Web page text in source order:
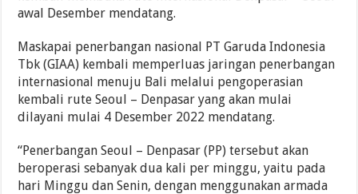
awal Desember mendatang.
Maskapai penerbangan nasional PT Garuda Indonesia
Tbk (GIAA) kembali memperluas jaringan penerbangan
internasional menuju Bali melalui pengoperasian
kembali rute Seoul – Denpasar yang akan mulai
dilayani mulai 4 Desember 2022 mendatang.
“Penerbangan Seoul – Denpasar (PP) tersebut akan
beroperasi sebanyak dua kali per minggu, yaitu pada
hari Minggu dan Senin, dengan menggunakan armada